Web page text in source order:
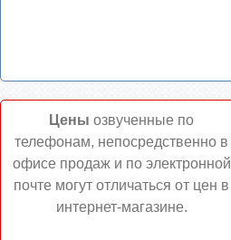
Цены озвученные по
телефонам, непосредственно в
офисе продаж и по электронной
почте могут отличаться от цен в
интернет-магазине.